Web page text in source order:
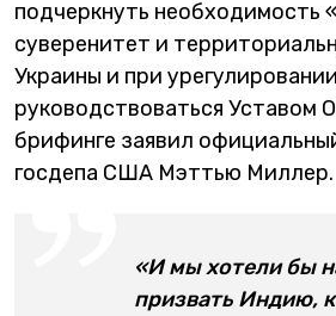
подчеркнуть необходимость
суверенитет и
Украины и при
руководствоваться Уставом
брифинге заявил
госдепа США Мэттью Миллер.
«И мы хотели бы
призвать Индию,